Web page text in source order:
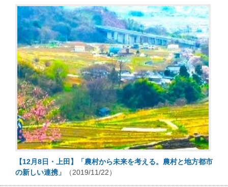
【12月8日・上田】「農村から未来を考える。農村と地方都市
の新しい連携」
（2019/11/22）